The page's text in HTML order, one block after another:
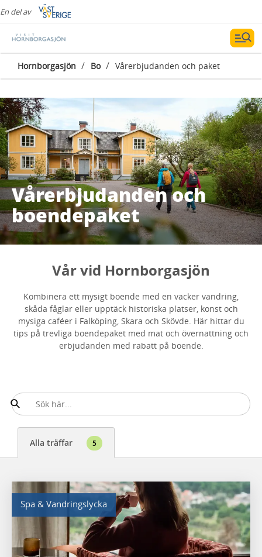
En del av
Hornborgasjön / Bo / Vårerbjudanden och paket
Vårerbjudanden och
boendepaket
Vår vid Hornborgasjön
Kombinera ett mysigt boende med en vacker vandring,
skåda fåglar eller upptäck historiska platser, konst och
mysiga caféer i Falköping, Skara och Skövde. Här hittar du
tips på trevliga boendepaket med mat och övernattning och
erbjudanden med rabatt på boende.
Alla träffar 5
Spa & Vandringslycka